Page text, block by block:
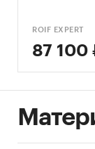
ROIF EXPERT
87 100